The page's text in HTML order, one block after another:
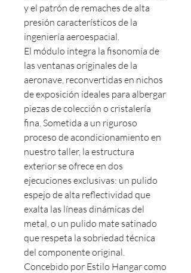
y el patrón de remaches de alta
presión característicos de la
ingeniería aeroespacial.
El módulo integra la fisonomía de
las ventanas originales de la
aeronave, reconvertidas en nichos
de exposición ideales para albergar
piezas de colección o cristalería
fina. Sometida a un riguroso
proceso de acondicionamiento en
nuestro taller, la estructura
exterior se ofrece en dos
ejecuciones exclusivas: un pulido
espejo de alta reflectividad que
exalta las líneas dinámicas del
metal, o un pulido mate satinado
que respeta la sobriedad técnica
del componente original.
Concebido por Estilo Hangar como